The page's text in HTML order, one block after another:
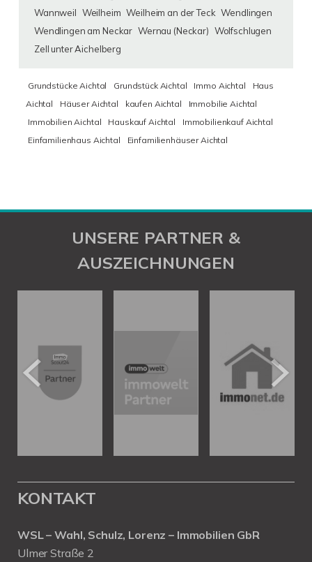
Wannweil Weilheim Weilheim an der Teck Wendlingen
Wendlingen am Neckar Wernau (Neckar) Wolfschlugen
Zell unter Aichelberg
Grundstücke Aichtal Grundstück Aichtal Immo Aichtal
Haus
Aichtal
Häuser Aichtal kaufen Aichtal
Immobilie Aichtal
Immobilien Aichtal
Hauskauf Aichtal
Immobilienkauf Aichtal
Einfamilienhaus Aichtal
Einfamilienhäuser Aichtal
UNSERE PARTNER &
AUSZEICHNUNGEN
KONTAKT
WSL – Wahl, Schulz, Lorenz – Immobilien GbR
Ulmer Straße 2